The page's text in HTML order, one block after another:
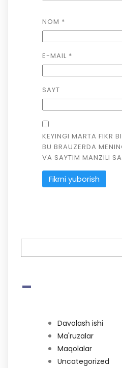
NOM *
E-MAIL *
SAYT
KEYINGI MARTA FIKR
BU BRAUZERDA
VA SAYTIM MANZILI
-
Davolash ishi
Ma'ruzalar
Maqolalar
Uncategorized